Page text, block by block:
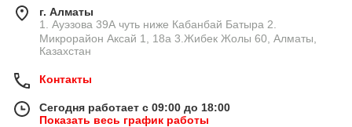
г. Алматы
1. Ауэзова 39А чуть ниже Кабанбай Батыра ㅤㅤㅤㅤㅤㅤㅤㅤㅤㅤㅤㅤㅤㅤ2. ​
Микрорайон Аксай 1, 18а 3.Жибек Жолы 60, Алматы,
Казахстан
Контакты
Сегодня работает с 09:00 до 18:00
Показать весь график работы